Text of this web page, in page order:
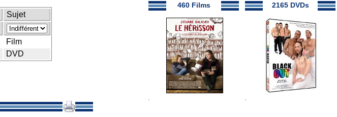
2165 DVDs
460 Films
Sujet
Film
DVD